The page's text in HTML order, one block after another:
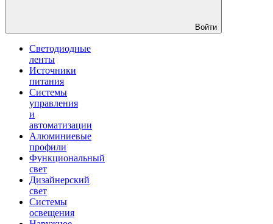
Войти
Светодиодные
ленты
Источники
питания
Системы
управления
и
автоматизации
Алюминиевые
профили
Функциональный
свет
Дизайнерский
свет
Системы
освещения